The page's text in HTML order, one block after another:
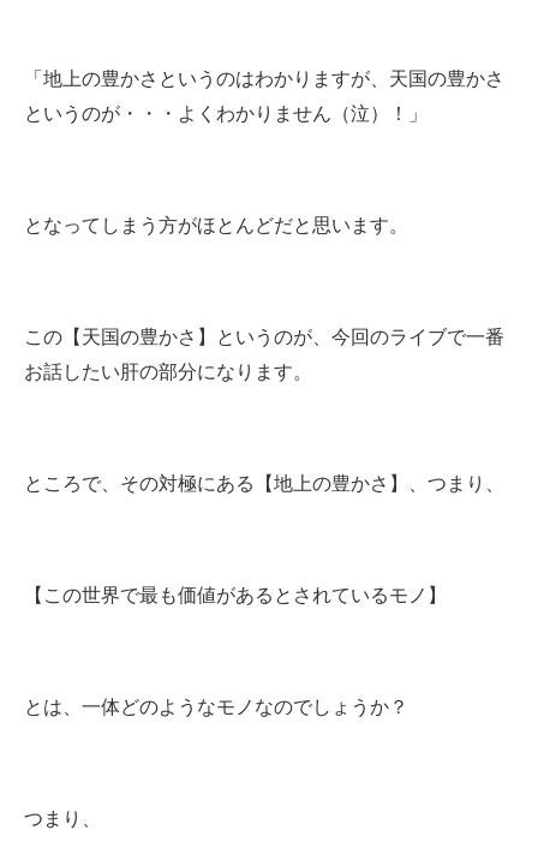
「地上の豊かさというのはわかりますが、天国の豊かさ
というのが・・・よくわかりません（泣）！」
となってしまう方がほとんどだと思います。
この【天国の豊かさ】というのが、今回のライブで一番
お話したい肝の部分になります。
ところで、その対極にある【地上の豊かさ】、つまり、
【この世界で最も価値があるとされているモノ】
とは、一体どのようなモノなのでしょうか？
つまり、